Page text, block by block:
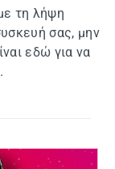
τη λήψη
σας, μην
εδώ για να